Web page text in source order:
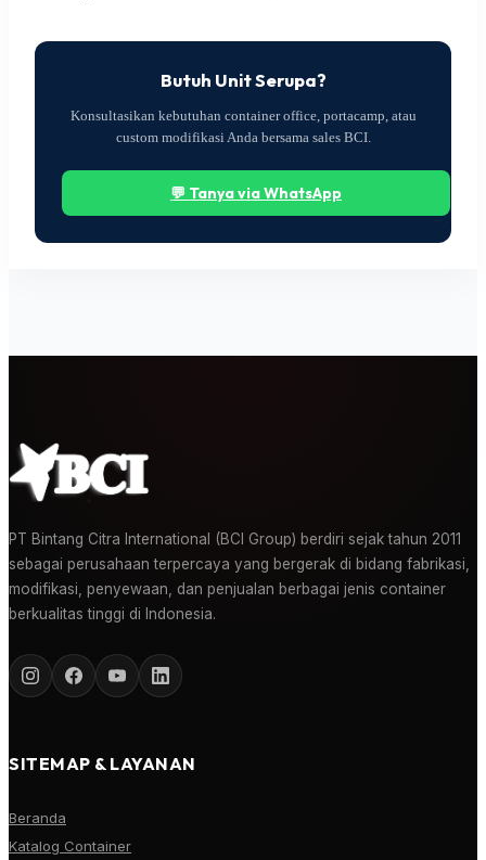
Butuh Unit Serupa?
Konsultasikan kebutuhan container office, portacamp, atau
custom modifikasi Anda bersama sales BCI.
💬 Tanya via WhatsApp
PT Bintang Citra International (BCI Group) berdiri sejak tahun 2011
sebagai perusahaan terpercaya yang bergerak di bidang fabrikasi,
modifikasi, penyewaan, dan penjualan berbagai jenis container
berkualitas tinggi di Indonesia.
SITEMAP & LAYANAN
Beranda
Katalog Container